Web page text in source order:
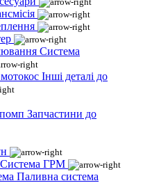
Система
Інші деталі до
Запчастини до
Система ГРМ
Паливна система